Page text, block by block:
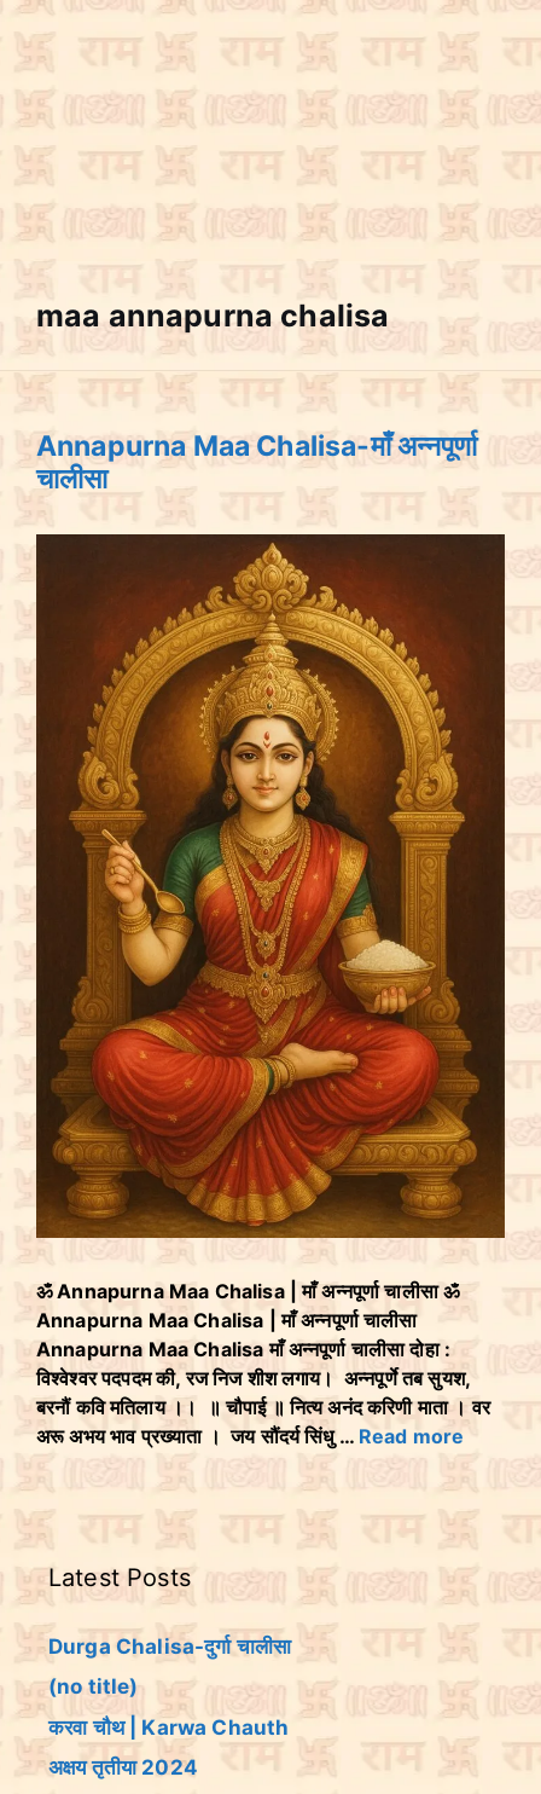
maa annapurna chalisa
Annapurna Maa Chalisa-माँ अन्नपूर्णा
चालीसा
ॐ Annapurna Maa Chalisa | माँ अन्नपूर्णा चालीसा ॐ
Annapurna Maa Chalisa | माँ अन्नपूर्णा चालीसा
Annapurna Maa Chalisa माँ अन्नपूर्णा चालीसा दोहा :
विश्वेश्वर पदपदम की, रज निज शीश लगाय। अन्नपूर्णे तब सुयश,
बरनौं कवि मतिलाय ।। ॥ चौपाई ॥ नित्य अनंद करिणी माता । वर
अरू अभय भाव प्रख्याता । जय सौंदर्य सिंधु … Read more
Latest Posts
Durga Chalisa-दुर्गा चालीसा
(no title)
करवा चौथ | Karwa Chauth
अक्षय तृतीया 2024